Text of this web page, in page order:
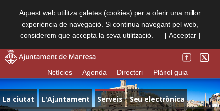
Aquest web utilitza galetes (cookies) per a oferir una millor
experiència de navegació. Si continua navegant pel web,
considerem que accepta la seva utilització.
[ Acceptar ]
Notícies Agenda Directori Plànol guia
La ciutat L'Ajuntament Serveis
Seu electrònica